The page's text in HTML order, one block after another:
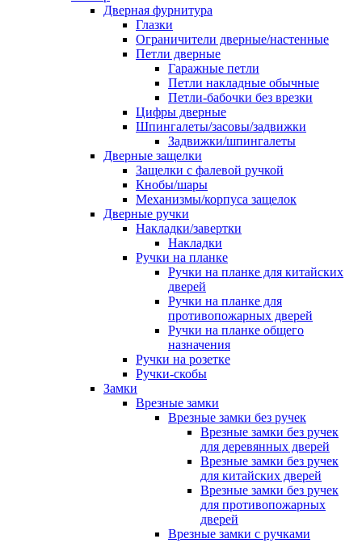
Дверная фурнитура
Глазки
Ограничители дверные/настенные
Петли дверные
Гаражные петли
Петли накладные обычные
Петли-бабочки без врезки
Цифры дверные
Шпингалеты/засовы/задвижки
Задвижки/шпингалеты
Дверные защелки
Защелки с фалевой ручкой
Кнобы/шары
Механизмы/корпуса защелок
Дверные ручки
Накладки/завертки
Накладки
Ручки на планке
Ручки на планке для китайских
дверей
Ручки на планке для
противопожарных дверей
Ручки на планке общего
назначения
Ручки на розетке
Ручки-скобы
Замки
Врезные замки
Врезные замки без ручек
Врезные замки без ручек
для деревянных дверей
Врезные замки без ручек
для китайских дверей
Врезные замки без ручек
для противопожарных
дверей
Врезные замки с ручками